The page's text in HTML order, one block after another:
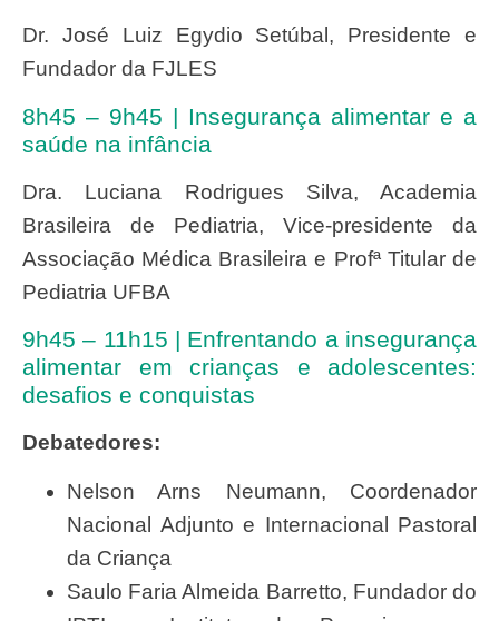
Dr. José Luiz Egydio Setúbal, Presidente e
Fundador da FJLES
8h45 – 9h45 | Insegurança alimentar e a
saúde na infância
Dra. Luciana Rodrigues Silva, Academia
Brasileira de Pediatria, Vice-presidente da
Associação Médica Brasileira e Profª Titular de
Pediatria UFBA
9h45 – 11h15 | Enfrentando a insegurança
alimentar em crianças e adolescentes:
desafios e conquistas
Debatedores:
Nelson Arns Neumann, Coordenador
Nacional Adjunto e Internacional Pastoral
da Criança
Saulo Faria Almeida Barretto, Fundador do